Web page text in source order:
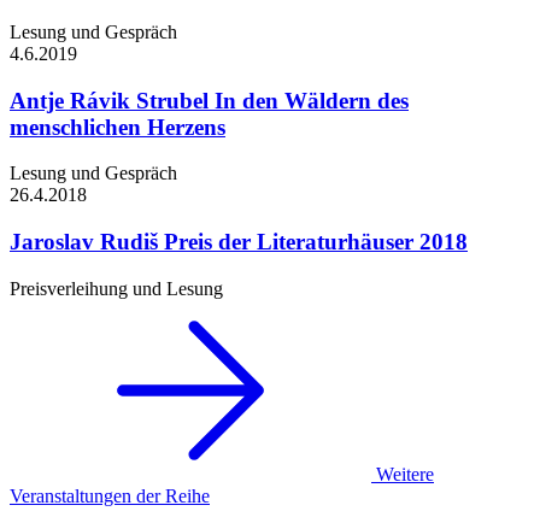
Lesung und Gespräch
4.6.2019
Antje Rávik Strubel In den Wäldern des
menschlichen Herzens
Lesung und Gespräch
26.4.2018
Jaroslav Rudiš Preis der Literaturhäuser 2018
Preisverleihung und Lesung
Weitere
Veranstaltungen der Reihe